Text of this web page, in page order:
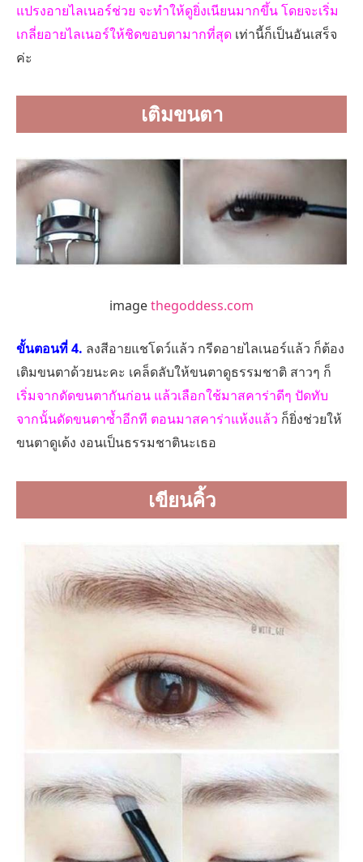
แปรงอายไลเนอร์ช่วย จะทำให้ดูยิ่งเนียนมากขึ้น โดยจะเริ่ม
เกลี่ยอายไลเนอร์ให้ชิดขอบตามากที่สุด เท่านี้ก็เป็นอันเสร็จ
ค่ะ
เติมขนตา
imagethegoddess.com
ขั้นตอนที่ 4. ลงสีอายแชโดว์แล้ว กรีดอายไลเนอร์แล้ว ก็ต้อง
เติมขนตาด้วยนะคะ เคล็ดลับให้ขนตาดูธรรมชาติ สาวๆ ก็
เริ่มจากดัดขนตากันก่อน แล้วเลือกใช้มาสคาร่าดีๆ ปัดทับ
จากนั้นดัดขนตาซ้ำอีกที ตอนมาสคาร่าแห้งแล้ว ก็ยิ่งช่วยให้
ขนตาดูเด้ง งอนเป็นธรรมชาตินะเธอ
เขียนคิ้ว